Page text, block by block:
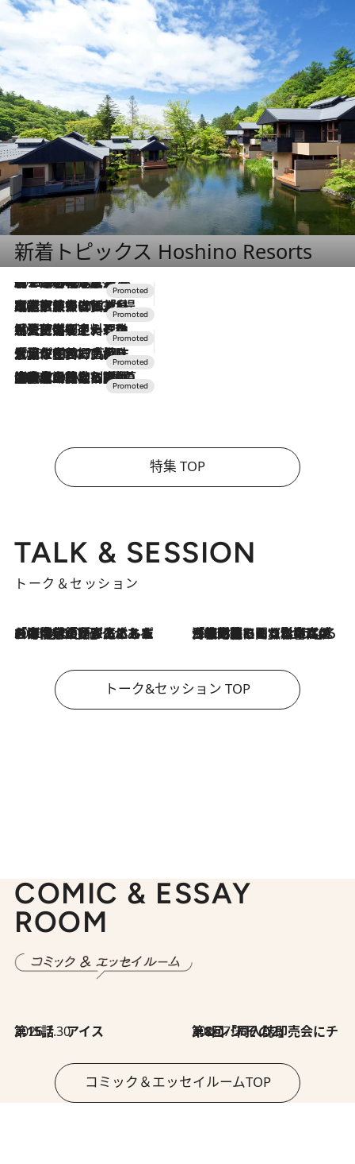
新着トピックス Hoshino Resorts
2026.8.7
【トンボの足水浴】ヒノキの香りに包まれて涼感マックス！約13℃の湧水かけ流しを避暑地「星野温泉 トンボの湯」で体験
2026.7.31
【ホテル帰省】という選択肢をOMOが提案。家族とほどよい距離を保つには「昼は実家、夜は気兼ねなくホテルで！」
2026.7.24
【夏限定ディナーコース】旬を迎える稚鮎や花ズッキーニなどをイタリア・トスカーナの郷土料理の手法で満喫！
2026.7.17
「土佐和ハーブかき氷」がOMO7高知に登場！生姜、山椒、大葉など目にも舌にも涼を呼ぶ郷土の味
2026.7.10
NEW OPEN！【界 草津】名湯の地に誕生。趣の異なる2種の温泉と上州ならではの会席・蕎麦割烹など美食を味わう究極の癒やし旅
特集 TOP
TALK & SESSION
トーク＆セッション
2026.8.3
「今後値上げがあるとすれば…」「リスクがあるのは今年の冬」エネルギー専門家が語る、ホルムズ海峡封鎖が家庭にもたらす“ある心配” 2026.8.3
「住宅建てられない…」「サーチャージ料の高値が続いている」ホルムズ海峡封鎖による影響はいつまで続く？《エネルギー専門家に聞く“どうなる日本の暮らし”》
トーク&セッション TOP
COMIC & ESSAY
ROOM
2026.7.30
第15話 アイス 2026.7.30
第8回「同人誌即売会にチャレンジ その2」
コミック＆エッセイルームTOP